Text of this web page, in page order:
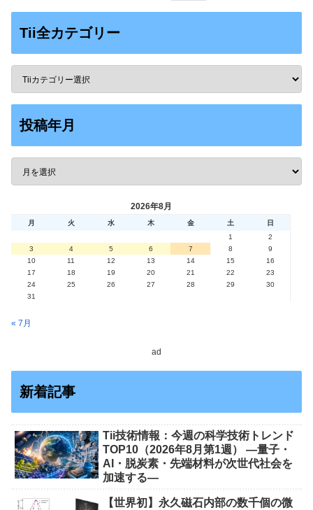
Tii全カテゴリー
投稿年月
2026年8月
月 火 水 木 金 土
日
1
2
3
4 5 6 7 8
9
10
11 12 13 14 15
16
17
18 19 20 21 22
23
24
25 26 27 28 29
30
31
« 7月
ad
新着記事
Tii技術情報：今週の科学技術トレンド
TOP10（2026年8月第1週） ―量子・
AI・脱炭素・先端材料が次世代社会を
加速する―
【世界初】永久磁石内部の数千個の微